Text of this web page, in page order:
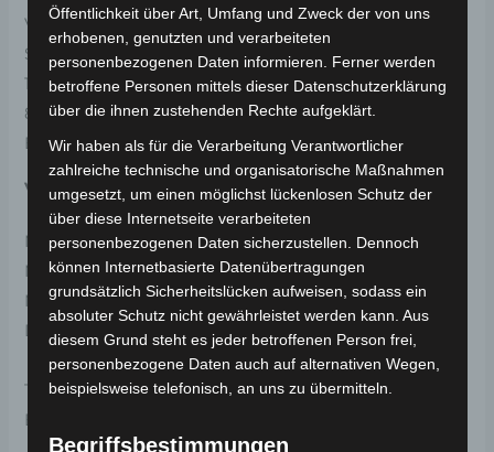
Volta Motor Sanayi Ticaret A.Ş
Selamlar Köyü Selamlar Mevkii, OSB 1. Sokak Blok No:
10
81850 Gümüşova/Düzce, Türkei
E-Mail:info@volta.com.tr
Verantwortliche Person in der EU
MC | Fahrzeugteile
Muhammet Calik
Maulbeerweg 30
D-63477 Maintal
Telefon: +49 6181 3698350
E-Mail:
Öffentlichkeit über Art, Umfang und Zweck der von uns
erhobenen, genutzten und verarbeiteten
personenbezogenen Daten informieren. Ferner werden
betroffene Personen mittels dieser Datenschutzerklärung
über die ihnen zustehenden Rechte aufgeklärt.
Wir haben als für die Verarbeitung Verantwortlicher
zahlreiche technische und organisatorische Maßnahmen
umgesetzt, um einen möglichst lückenlosen Schutz der
über diese Internetseite verarbeiteten
personenbezogenen Daten sicherzustellen. Dennoch
können Internetbasierte Datenübertragungen
grundsätzlich Sicherheitslücken aufweisen, sodass ein
absoluter Schutz nicht gewährleistet werden kann. Aus
diesem Grund steht es jeder betroffenen Person frei,
personenbezogene Daten auch auf alternativen Wegen,
beispielsweise telefonisch, an uns zu übermitteln.
Begriffsbestimmungen